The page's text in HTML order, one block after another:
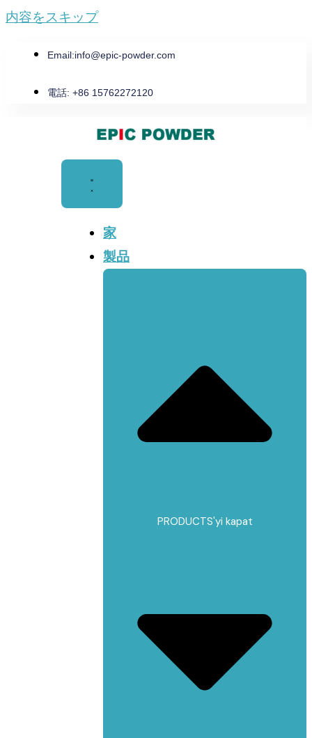
内容をスキップ
Email:info@epic-powder.com
電話: +86 15762272120
家
製品
PRODUCTS'yi kapat